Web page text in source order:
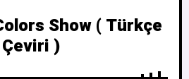
Show ( Türkçe
Çeviri )